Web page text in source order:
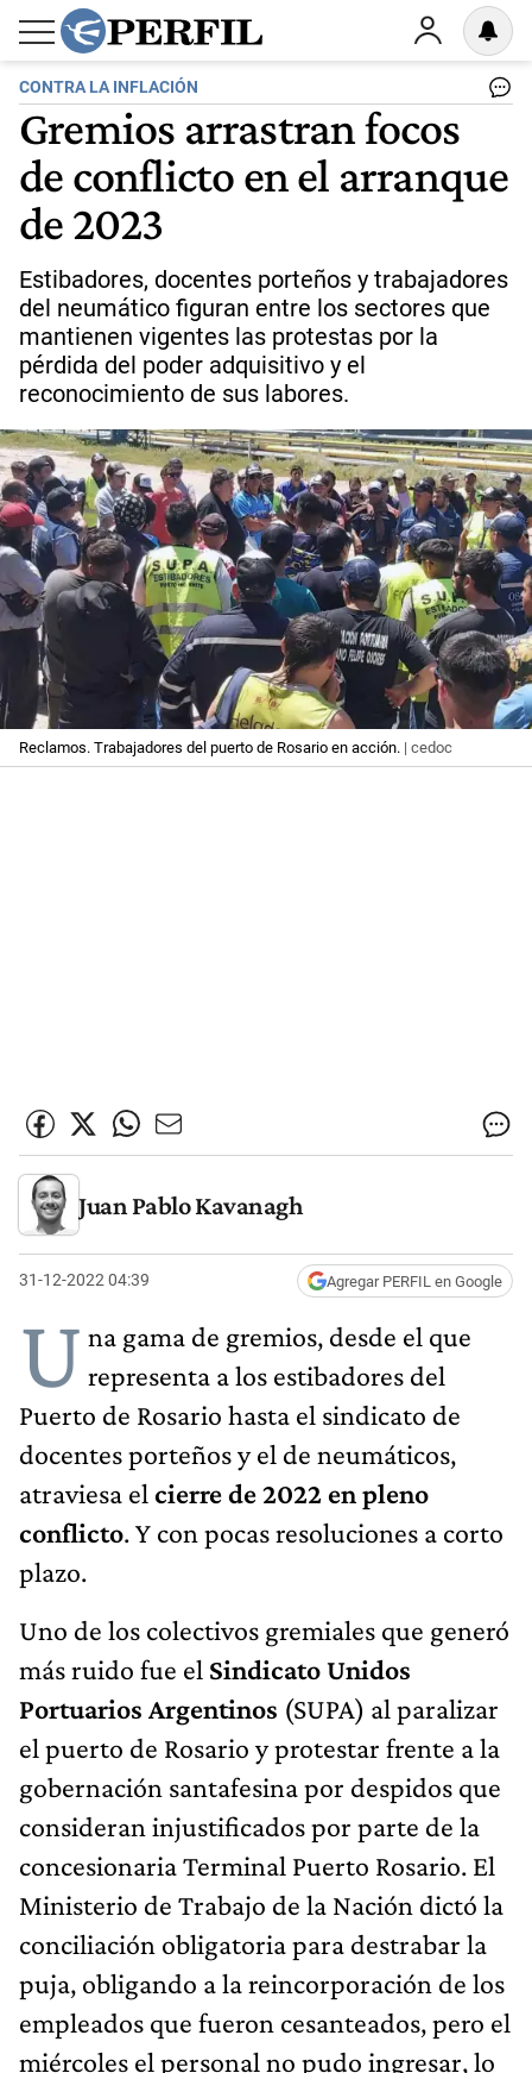
CONTRA LA INFLACIÓN
Gremios arrastran focos
de conflicto en el arranque
de 2023
Estibadores, docentes porteños y trabajadores
del neumático figuran entre los sectores que
mantienen vigentes las protestas por la
pérdida del poder adquisitivo y el
reconocimiento de sus labores.
Reclamos. Trabajadores del puerto de Rosario en acción. | cedoc
Juan Pablo Kavanagh
31-12-2022 04:39 Agregar PERFIL en Google
U na gama de gremios, desde el que
representa a los estibadores del
Puerto de Rosario hasta el sindicato de
docentes porteños y el de neumáticos,
atraviesa el cierre de 2022 en pleno
conflicto. Y con pocas resoluciones a corto
plazo.
Uno de los colectivos gremiales que generó
más ruido fue el Sindicato Unidos
Portuarios Argentinos (SUPA) al paralizar
el puerto de Rosario y protestar frente a la
gobernación santafesina por despidos que
consideran injustificados por parte de la
concesionaria Terminal Puerto Rosario. El
Ministerio de Trabajo de la Nación dictó la
conciliación obligatoria para destrabar la
puja, obligando a la reincorporación de los
empleados que fueron cesanteados, pero el
miércoles el personal no pudo ingresar, lo